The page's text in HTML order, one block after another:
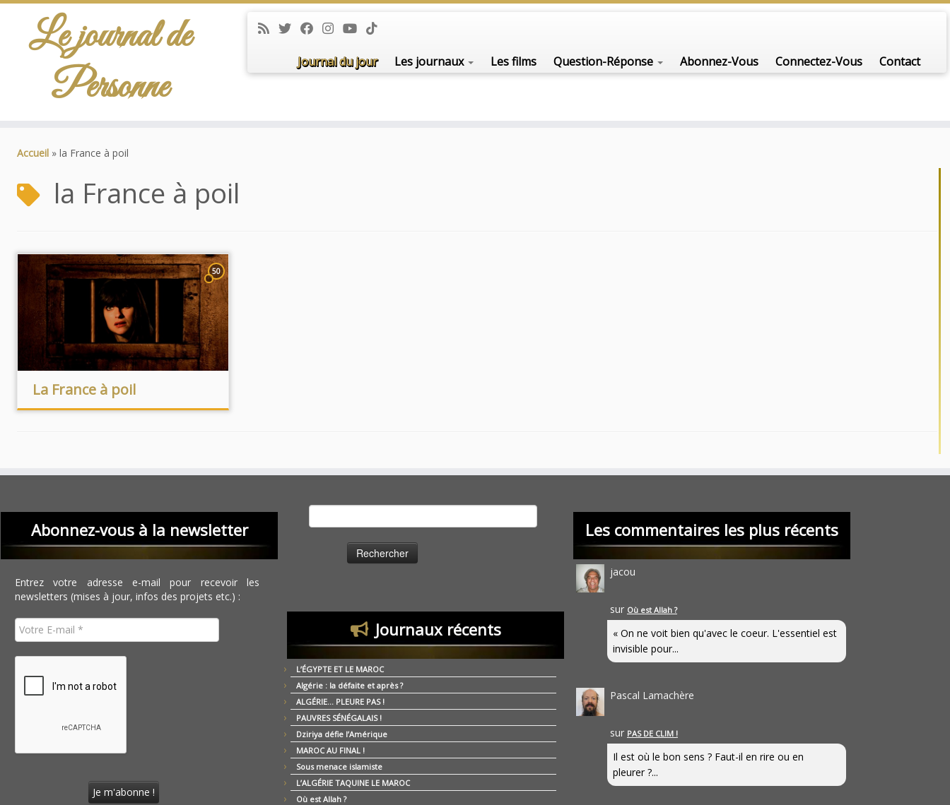
Le journal de
Personne
Journal du jour Les journaux Les films Question-Réponse Abonnez-Vous Connectez-Vous Contact
Accueil » la France à poil
la France à poil
50
La France à poil
Abonnez-vous à la newsletter
Entrez votre adresse e-mail pour recevoir les
newsletters (mises à jour, infos des projets etc.) :
Journaux récents
L’ÉGYPTE ET LE MAROC
Algérie : la défaite et après ?
ALGÉRIE… PLEURE PAS !
PAUVRES SÉNÉGALAIS !
Dziriya défie l’Amérique
MAROC AU FINAL !
Sous menace islamiste
L’ALGÉRIE TAQUINE LE MAROC
Où est Allah ?
Les commentaires les plus récents
jacou
sur Où est Allah ?
« On ne voit bien qu'avec le coeur. L'essentiel est
invisible pour...
Pascal Lamachère
sur PAS DE CLIM !
Il est où le bon sens ? Faut-il en rire ou en
pleurer ?...